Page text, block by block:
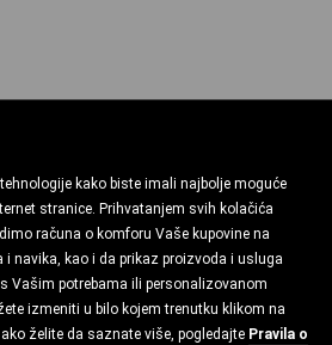
kako biste imali najbolje moguće
stranice. Prihvatanjem svih kolačića
računa o komforu Vaše kupovine na
navika, kao i da prikaz proizvoda i usluga
Vašim potrebama ili personalizovanom
izmeniti u bilo kojem trenutku klikom na
želite da saznate više, pogledajte Pravila o